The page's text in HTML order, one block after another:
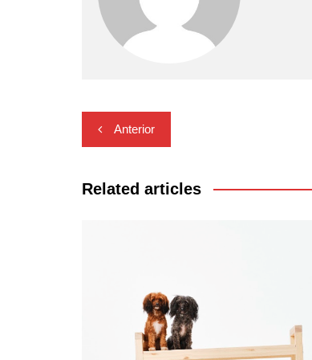
Navegación
de
entradas
Anterior
Related articles